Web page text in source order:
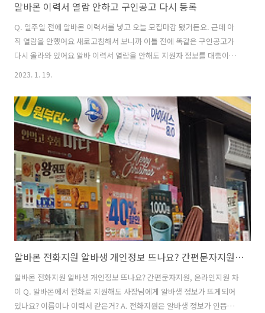
알바몬 이력서 열람 안하고 구인공고 다시 등록
Q. 일주일 전에 알바몬 이력서를 넣고 오늘 모집마감 됐거든요. 근데 아
직 열람을 안했어요 새로고침해서 보니까 이틀 전에 똑같은 구인공고가
다시 올라와 있어요 알바 이력서 열람을 안해도 지원자 정보를 대충이라
도 알 수 있는건가요? 보통 안 뽑더라도 열람은 하고 다시 공고를 올리지
서를 안보고 구인공고를 다시 올리지는 않습니다. 상식적으로 생각해도
말이 안되는 거죠. 이력서를 열람 안해도 지원자 정보를 대충 알수 있습
니다. 지원자의 기본정보를 미리보기 할 수 있기 때문입니다. 이밖에 이
력서를 실제로는 열람했지만, 미열람으로 나타나는 경우도 종종 있습니
다. 아래 문서 참고하세요. https://blog.naver.com/workerjob/..
2023. 1. 19.
알바몬 전화지원 알바생 개인정보 뜨나요? 간편문자지원, 온라인지원 차이
알바몬 전화지원 알바생 개인정보 뜨나요? 간편문자지원, 온라인지원 차
이 Q. 알바몬에서 전화로 지원해도 사장님에게 알바생 정보가 뜨게되어
있나요? 이름이나 이력서 같은거? A. 전화지원은 알바생 정보가 안뜹니